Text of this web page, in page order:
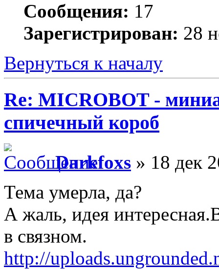
Сообщения: 17
Зарегистрирован: 28
Вернуться к началу
Re: MICROBOT -
спичечный короб
Darkfoxs » 18 дек
Тема умерла, да?
А жаль, идея
в связном.
http://